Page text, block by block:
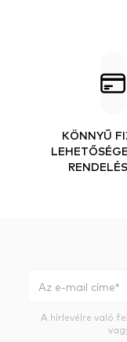
KÖNNYŰ
A hírlevélre való